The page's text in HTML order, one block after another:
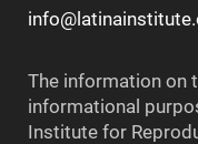
The information on
informational
Institute for